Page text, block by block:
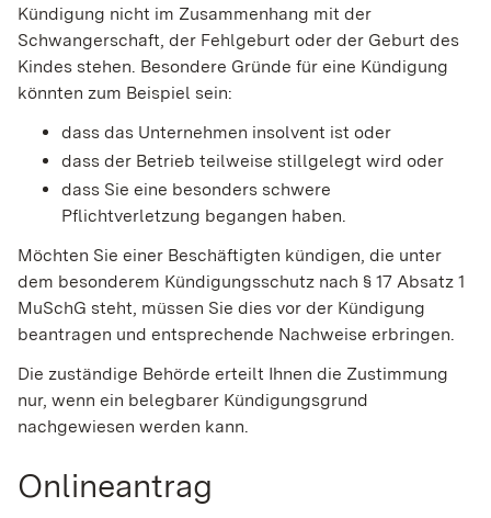
Kündigung nicht im Zusammenhang mit der
Schwangerschaft, der Fehlgeburt oder der Geburt des
Kindes stehen. Besondere Gründe für eine Kündigung
könnten zum Beispiel sein:
dass das Unternehmen insolvent ist oder
dass der Betrieb teilweise stillgelegt wird oder
dass Sie eine besonders schwere
Pflichtverletzung begangen haben.
Möchten Sie einer Beschäftigten kündigen, die unter
dem besonderem Kündigungsschutz nach § 17 Absatz 1
MuSchG steht, müssen Sie dies vor der Kündigung
beantragen und entsprechende Nachweise erbringen.
Die zuständige Behörde erteilt Ihnen die Zustimmung
nur, wenn ein belegbarer Kündigungsgrund
nachgewiesen werden kann.
Onlineantrag